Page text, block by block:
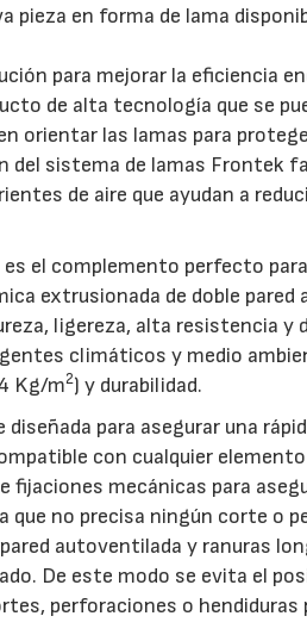
pieza en forma de lama
para mejorar la eficiencia
de alta tecnología que se
orientar las lamas para
del sistema de lamas
de aire que ayudan a
es el complemento perfecto
extrusionada de doble
ligereza, alta resistencia y
climáticos y medio
Kg/m2) y durabilidad.
para asegurar una
con cualquier
fijaciones mecánicas para
que no precisa ningún corte o
autoventilada y ranuras
De este modo se evita el
perforaciones o hendiduras